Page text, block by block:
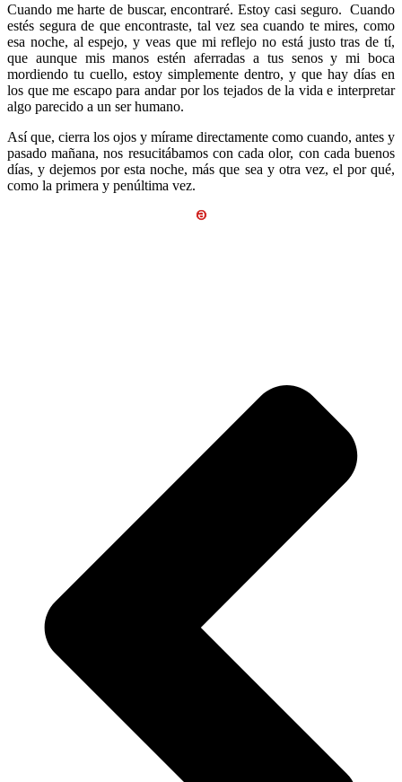
Cuando me harte de buscar, encontraré. Estoy casi seguro. Cuando
estés segura de que encontraste, tal vez sea cuando te mires, como
esa noche, al espejo, y veas que mi reflejo no está justo tras de tí,
que aunque mis manos estén aferradas a tus senos y mi boca
mordiendo tu cuello, estoy simplemente dentro, y que hay días en
los que me escapo para andar por los tejados de la vida e interpretar
algo parecido a un ser humano.
Así que, cierra los ojos y mírame directamente como cuando, antes y
pasado mañana, nos resucitábamos con cada olor, con cada buenos
días, y dejemos por esta noche, más que sea y otra vez, el por qué,
como la primera y penúltima vez.